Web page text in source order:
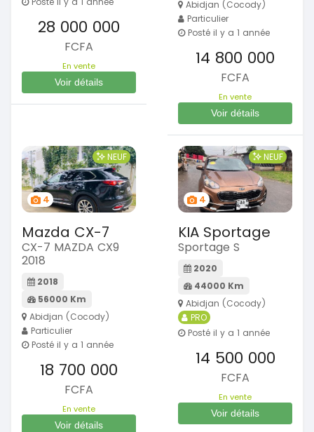
28 000 000
FCFA
En vente
Voir détails
Abidjan (Cocody)
Particulier
Posté il y a 1 année
14 800 000
FCFA
En vente
Voir détails
4
NEUF
Mazda CX-7
CX-7 MAZDA CX9
2018
2018
56000 Km
Abidjan (Cocody)
Particulier
Posté il y a 1 année
18 700 000
FCFA
En vente
Voir détails
4
NEUF
KIA Sportage
Sportage S
2020
44000 Km
Abidjan (Cocody)
PRO
Posté il y a 1 année
14 500 000
FCFA
En vente
Voir détails